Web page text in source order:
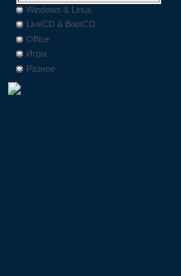
Windows & Linux
LiveCD & BootCD
Office
Игры
Разное